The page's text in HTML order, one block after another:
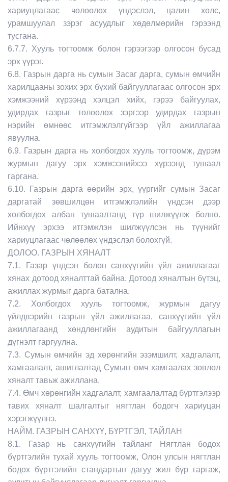
хариуцлагаас чөлөөлөх үндэслэл, цалин хөлс,
урамшуулал зэрэг асуудлыг хөдөлмөрийн гэрээнд
тусгана.
6.7.7. Хууль тогтоомж болон гэрээгээр олгосон бусад
эрх үүрэг.
6.8. Газрын дарга нь сумын Засаг дарга, сумын өмчийн
харилцааны зохих эрх бүхий байгууллагаас олгосон эрх
хэмжээний хүрээнд хэлцэл хийх, гэрээ байгуулах,
удирдах газрыг төлөөлөх зэргээр удирдах газрын
нэрийн өмнөөс итгэмжлэлгүйгээр үйл ажиллагаа
явуулна.
6.9. Газрын дарга нь холбогдох хууль тогтоомж, дүрэм
журмын дагуу эрх хэмжээнийхээ хүрээнд тушаал
гаргана.
6.10. Газрын дарга өөрийн эрх, үүргийг сумын Засаг
даргатай зөвшилцөн итгэмжлэлийн үндсэн дээр
холбогдох албан тушаалтанд түр шилжүүлж болно.
Ийнхүү эрхээ итгэмжлэн шилжүүлсэн нь түүнийг
хариуцлагаас чөлөөлөх үндэслэл болохгүй.
ДОЛОО. ГАЗРЫН ХЯНАЛТ
7.1. Газар үндсэн болон санхүүгийн үйл ажиллагааг
хянах дотоод хяналттай байна. Дотоод хяналтын бүтэц,
ажиллах журмыг дарга батална.
7.2. Холбогдох хууль тогтоомж, журмын дагуу
үйлдвэрийн газрын үйл ажиллагаа, санхүүгийн үйл
ажиллагаанд хөндлөнгийн аудитын байгууллагын
дүгнэлт гаргуулна.
7.3. Сумын өмчийн эд хөрөнгийн эзэмшилт, хадгалалт,
хамгаалалт, ашиглалтад Сумын өмч хамгаалах зөвлөл
хяналт тавьж ажиллана.
7.4. Өмч хөрөнгийн хадгалалт, хамгаалалтад бүртгэлээр
тавих хяналт шалгалтыг нягтлан бодогч хариуцан
хэрэгжүүлнэ.
НАЙМ. ГАЗРЫН САНХҮҮ, БҮРТГЭЛ, ТАЙЛАН
8.1. Газар нь санхүүгийн тайланг Нягтлан бодох
бүртгэлийн тухай хууль тогтоомж, Олон улсын нягтлан
бодох бүртгэлийн стандартын дагуу жил бүр гаргаж,